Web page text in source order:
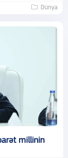
Dünya
millinin